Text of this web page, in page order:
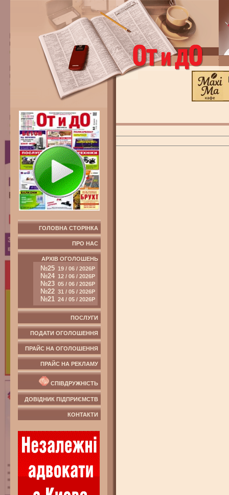
ГОЛОВНА СТОРІНКА
ПРО НАС
АРХІВ ОГОЛОШЕНЬ
№25 19 / 06 / 2026Р
№24 12 / 06 / 2026Р
№23 05 / 06 / 2026Р
№22 31 / 05 / 2026Р
№21 24 / 05 / 2026Р
ПОСЛУГИ
ПОДАТИ ОГОЛОШЕННЯ
ПРАЙС НА ОГОЛОШЕННЯ
ПРАЙС НА РЕКЛАМУ
СПІВДРУЖНІСТЬ
ДОВІДНИК ПІДПРИЄМСТВ
КОНТАКТИ